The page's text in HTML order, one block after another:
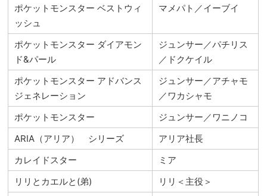
ポケットモンスター ベストウィ
ッシュ
マメパト／イーブイ
ポケットモンスター ダイアモン
ド&パール
ジュンサー／パチリス
／ドクケイル
ポケットモンスター アドバンス
ジェネレーション
ジュンサー／アチャモ
／ワカシャモ
ポケットモンスター
ジュンサー／ワニノコ
ARIA（アリア） シリーズ
アリア社長
カレイドスター
ミア
リリとカエルと(弟)
リリ＜主役＞